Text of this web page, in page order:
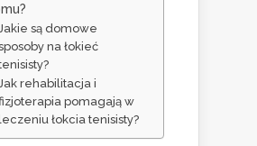
są domowe
na łokieć
rehabilitacja i
pomagają w
łokcia tenisisty?